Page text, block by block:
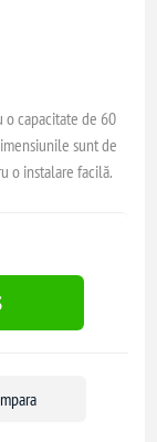
o capacitate de 60
sunt de
o instalare facilă.